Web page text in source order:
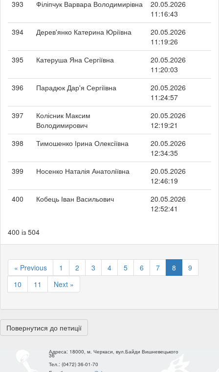
393
Філіпчук Варвара Володимирівна
20.05.2026
11:16:43
394
Дерев'янко Катерина Юріївна
20.05.2026
11:19:26
395
Катеруша Яна Сергіївна
20.05.2026
11:20:03
396
Парадюк Дар'я Сергіївна
20.05.2026
11:24:57
397
Колісник Максим
Володимирович
20.05.2026
12:19:21
398
Тимошенко Ірина Олексіївна
20.05.2026
12:34:35
399
Носенко Наталія Анатоліївна
20.05.2026
12:46:19
400
Кобець Іван Васильович
20.05.2026
12:52:41
400 із 504
« Previous 1 2 3 4 5 6 7 8
9
10
11 Next »
Повернутися до петиції
Адреса: 18000, м. Черкаси, вул.Байди Вишневецького
36
Тел.: (0472) 36-01-70